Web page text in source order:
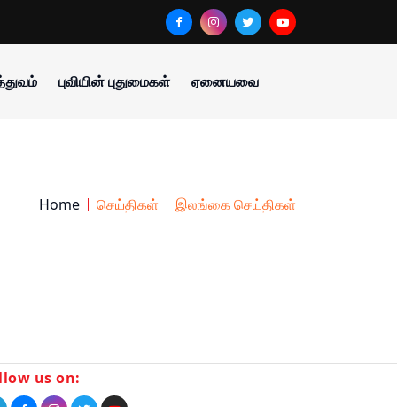
புவியின் புதுமைகள் ஏனையவை
Home செய்திகள் இலங்கை செய்திகள்
us on: